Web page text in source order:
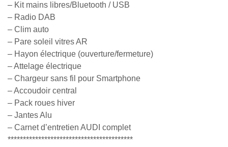
– Kit mains libres/Bluetooth / USB
– Radio DAB
– Clim auto
– Pare soleil vitres AR
– Hayon électrique (ouverture/fermeture)
– Attelage électrique
– Chargeur sans fil pour Smartphone
– Accoudoir central
– Pack roues hiver
– Jantes Alu
– Carnet d’entretien AUDI complet
*****************************************